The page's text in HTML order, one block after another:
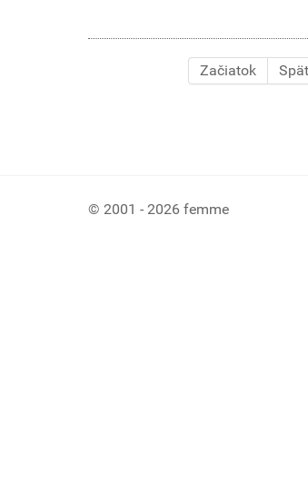
Začiatok
© 2001 - 2026 femme